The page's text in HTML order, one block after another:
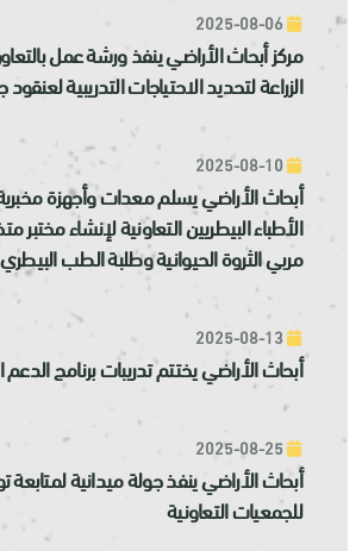
مركز أبحاث الأراضي ينفذ ورشة عمل
الزراعة لتحديد الاحتياجات التدريبية
أبحاث الأراضي يسلم معدات وأجهزة
الأطباء البيطريين التعاونية لإنشاء
مربي الثروة الحيوانية وطلبة الطب البيطري
أبحاث الأراضي يختتم تدريبات برنامج الدعم
أبحاث الأراضي ينفذ جولة ميدانية
للجمعيات التعاونية